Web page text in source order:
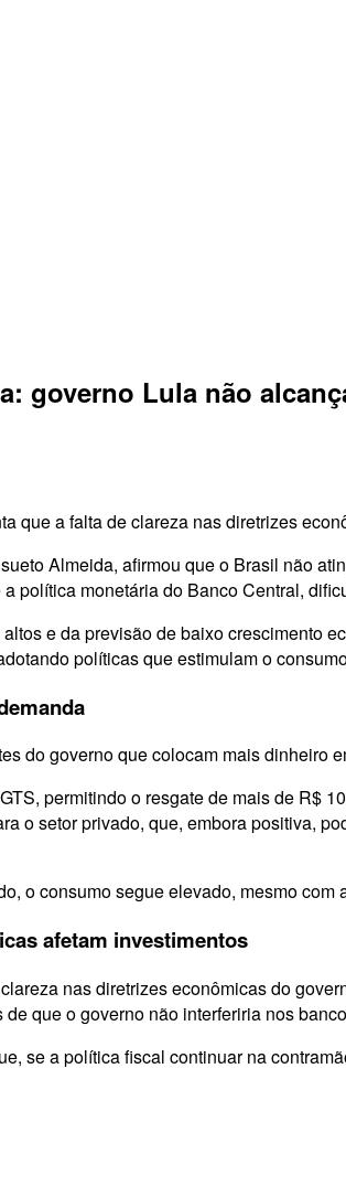
governo Lula não
que a falta de clareza nas diretrizes
Almeida, afirmou que o Brasil não
política monetária do Banco Central,
e da previsão de baixo crescimento
políticas que estimulam o
do governo que colocam mais dinheiro
permitindo o resgate de mais de R$
o setor privado, que, embora positiva,
o consumo segue elevado, mesmo
afetam investimentos
nas diretrizes econômicas do
que o governo não interferiria nos
se a política fiscal continuar na